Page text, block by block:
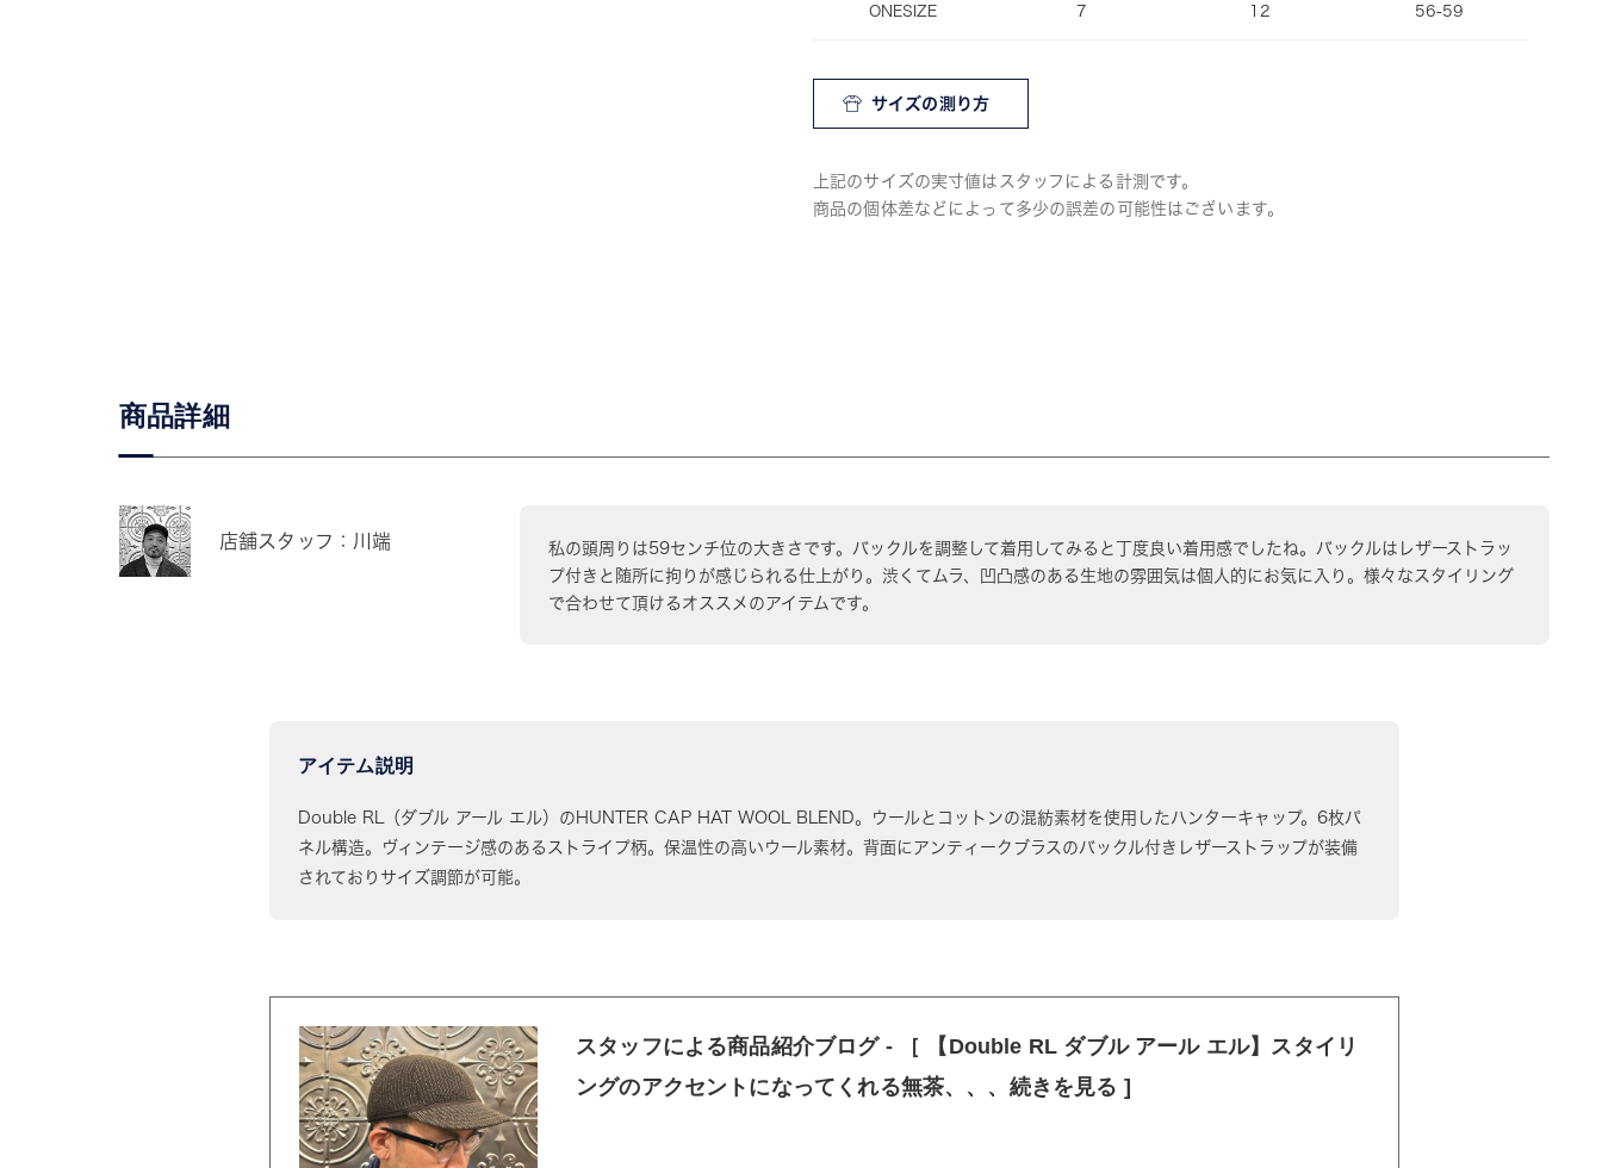
ONESIZE 7 12 56-59
サイズの測り方
上記のサイズの実寸値はスタッフによる計測です。
商品の個体差などによって多少の誤差の可能性はございます。
商品詳細
店舗スタッフ：川端
私の頭周りは59センチ位の大きさです。バックルを調整して着用してみると丁度良い着用感でしたね。バックルはレザーストラッ
プ付きと随所に拘りが感じられる仕上がり。渋くてムラ、凹凸感のある生地の雰囲気は個人的にお気に入り。様々なスタイリング
で合わせて頂けるオススメのアイテムです。
アイテム説明
Double RL（ダブル アール エル）のHUNTER CAP HAT WOOL BLEND。ウールとコットンの混紡素材を使用したハンターキャップ。6枚パ
ネル構造。ヴィンテージ感のあるストライプ柄。保温性の高いウール素材。背面にアンティークブラスのバックル付きレザーストラップが装備
されておりサイズ調節が可能。
スタッフによる商品紹介ブログ - ［ 【Double RL ダブル アール エル】スタイリ
ングのアクセントになってくれる無茶、、、続きを見る ]